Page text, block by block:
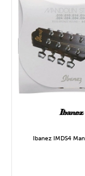
Ibanez IMDS4